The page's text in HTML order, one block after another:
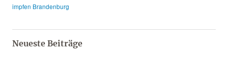
impfen Brandenburg
Neueste Beiträge